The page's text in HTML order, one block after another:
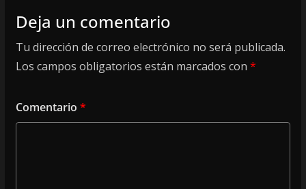
Deja un comentario
Tu dirección de correo electrónico no será publicada.
Los campos obligatorios están marcados con *
Comentario *